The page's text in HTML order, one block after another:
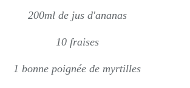
200ml de jus d'ananas
10 fraises
1 bonne poignée de myrtilles